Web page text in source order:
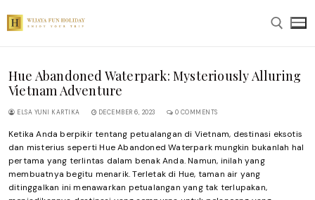
content
Search for:
Hue Abandoned Waterpark: Mysteriously Alluring
Vietnam Adventure
ELSA YUNI KARTIKA DECEMBER 6, 2023 0 COMMENTS
Ketika Anda berpikir tentang petualangan di Vietnam, destinasi eksotis
dan misterius seperti Hue Abandoned Waterpark mungkin bukanlah hal
pertama yang terlintas dalam benak Anda. Namun, inilah yang
membuatnya begitu menarik. Terletak di Hue, taman air yang
ditinggalkan ini menawarkan petualangan yang tak terlupakan,